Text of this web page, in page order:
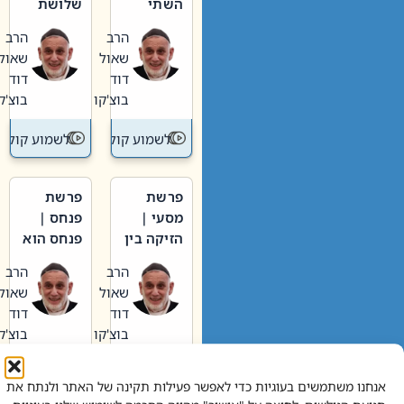
אנחנו משתמשים בעוגיות כדי לאפשר פעילות תקינה של האתר ולנתח את
וערב של
חיינו
הרב
שאול
דוד
בוצ'קו
לשמוע קול תורה – מדרש
האבות
הרב
שאול
דוד
בוצ'קו
לשמוע קול
פרשת
מסעי |
הזיקה בין
הגדול לעם הרב
שאול
דוד
בוצ'קו
לשמוע קול תורה – מדרש
פרשת
פנחס |
פנחס הוא
אליהו: בין
קנאות
הורסת
לקנאות
בונה
הרב
שאול
דוד
בוצ'קו
לשמוע קול